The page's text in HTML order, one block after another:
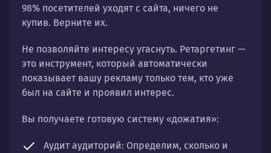
98% посетителей уходят с сайта, ничего не
купив. Верните их.
Не позволяйте интересу угаснуть. Ретаргетинг —
это инструмент, который автоматически
показывает вашу рекламу только тем, кто уже
был на сайте и проявил интерес.
Вы получаете готовую систему «дожатия»:
Аудит аудиторий: Определим, сколько и